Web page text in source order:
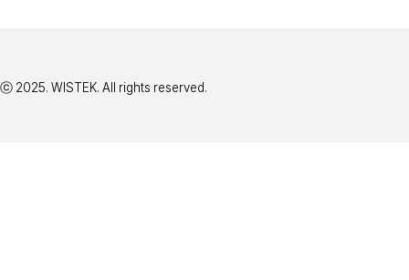
ⓒ 2025. WISTEK. All rights reserved.